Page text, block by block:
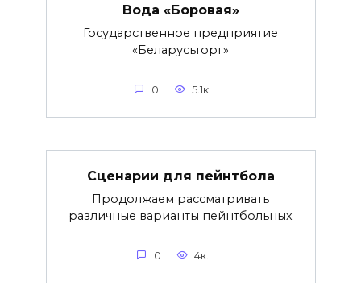
Вода «Боровая»
Государственное предприятие
«Беларусьторг»
0 5.1к.
Сценарии для пейнтбола
Продолжаем рассматривать
различные варианты пейнтбольных
0 4к.